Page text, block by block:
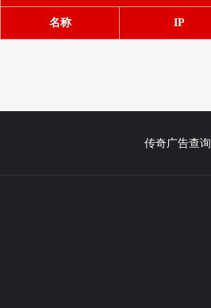
名称 IP
传奇广告查询